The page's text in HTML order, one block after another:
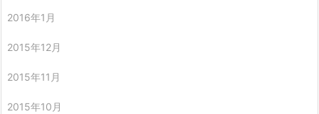
2016年1月
2015年12月
2015年11月
2015年10月